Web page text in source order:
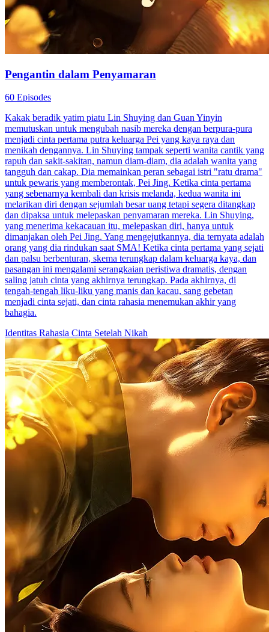
Pengantin dalam Penyamaran
60 Episodes
Kakak beradik yatim piatu Lin Shuying dan Guan Yinyin
memutuskan untuk mengubah nasib mereka dengan berpura-pura
menjadi cinta pertama putra keluarga Pei yang kaya raya dan
menikah dengannya. Lin Shuying tampak seperti wanita cantik yang
rapuh dan sakit-sakitan, namun diam-diam, dia adalah wanita yang
tangguh dan cakap. Dia memainkan peran sebagai istri "ratu drama"
untuk pewaris yang memberontak, Pei Jing. Ketika cinta pertama
yang sebenarnya kembali dan krisis melanda, kedua wanita ini
melarikan diri dengan sejumlah besar uang tetapi segera ditangkap
dan dipaksa untuk melepaskan penyamaran mereka. Lin Shuying,
yang menerima kekacauan itu, melepaskan diri, hanya untuk
dimanjakan oleh Pei Jing. Yang mengejutkannya, dia ternyata adalah
orang yang dia rindukan saat SMA! Ketika cinta pertama yang sejati
dan palsu berbenturan, skema terungkap dalam keluarga kaya, dan
pasangan ini mengalami serangkaian peristiwa dramatis, dengan
saling jatuh cinta yang akhirnya terungkap. Pada akhirnya, di
tengah-tengah liku-liku yang manis dan kacau, sang gebetan
menjadi cinta sejati, dan cinta rahasia menemukan akhir yang
bahagia.
Identitas Rahasia Cinta Setelah Nikah